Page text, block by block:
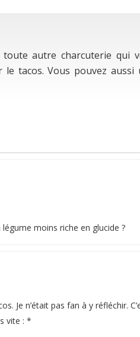
autre charcuterie qui
tacos. Vous pouvez
moins riche en glucide ?
Je n’était pas fan à y réfléchir.
vite : *